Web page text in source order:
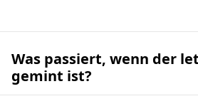
Was passiert, wenn der
gemint ist?